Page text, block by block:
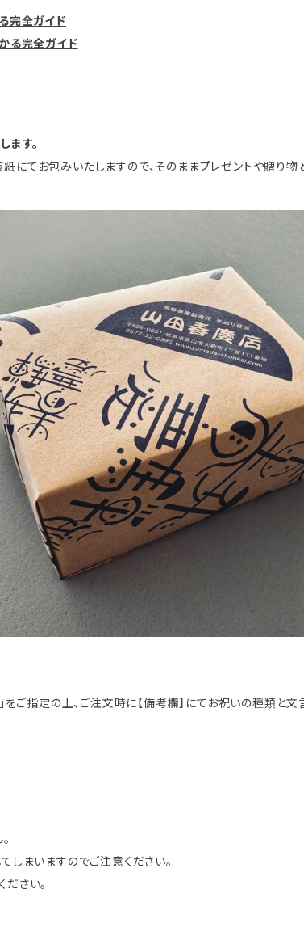
完全ガイド
る完全ガイド
ます。
てお包みいたしますので、そのままプレゼントや贈り物
をご指定の上、ご注文時に【備考欄】にてお祝いの種類と文
しまいますのでご注意ください。
さい。